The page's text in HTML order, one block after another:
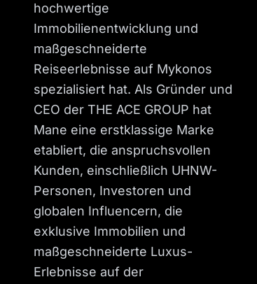
hochwertige
Immobilienentwicklung und
maßgeschneiderte
Reiseerlebnisse auf Mykonos
spezialisiert hat. Als Gründer und
CEO der THE ACE GROUP hat
Mane eine erstklassige Marke
etabliert, die anspruchsvollen
Kunden, einschließlich UHNW-
Personen, Investoren und
globalen Influencern, die
exklusive Immobilien und
maßgeschneiderte Luxus-
Erlebnisse auf der